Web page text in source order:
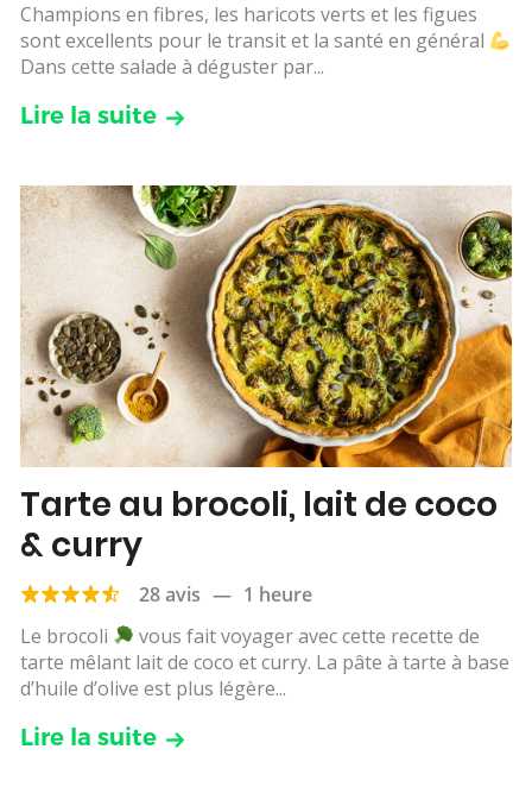
Champions en fibres, les haricots verts et les figues
sont excellents pour le transit et la santé en général
Dans cette salade à déguster par...
Lire la suite
Tarte au brocoli, lait de coco
& curry
28 avis — 1 heure
Le brocoli
vous fait voyager avec cette recette de
tarte mêlant lait de coco et curry. La pâte à tarte à base
d’huile d’olive est plus légère...
Lire la suite